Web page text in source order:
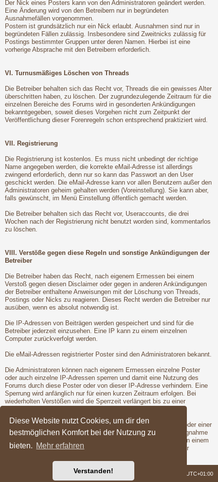
Diese Website nutzt Cookies, um dir den
bestmöglichen Komfort bei der Nutzung zu
bieten. Mehr erfahren
Verstanden!
Der Nick eines Posters kann von den Administratoren geändert werden.
Eine Änderung wird von den Betreibern nur in begründeten
Ausnahmefällen vorgenommen.
Postern ist grundsätzlich nur ein Nick erlaubt. Ausnahmen sind nur in
begründeten Fällen zulässig. Insbesondere sind Zweitnicks zulässig für
Postings bestimmter Gruppen unter deren Namen. Hierbei ist eine
vorherige Absprache mit den Betreibern erforderlich.
VI. Turnusmäßiges Löschen von Threads
Die Betreiber behalten sich das Recht vor, Threads die ein gewisses Alter
überschritten haben, zu löschen. Der zugrundezulegende Zeitraum für die
einzelnen Bereiche des Forums wird in gesonderten Ankündigungen
bekanntgegeben, soweit dieses Vorgehen nicht zum Zeitpunkt der
Veröffentlichung dieser Forenregeln schon entsprechend praktiziert wird.
VII. Registrierung
Die Registrierung ist kostenlos. Es muss nicht unbedingt der richtige
Name angegeben werden, die korrekte eMail-Adresse ist allerdings
zwingend erforderlich, denn nur so kann das Passwort an den User
geschickt werden. Die eMail-Adresse kann vor allen Benutzern außer den
Administratoren geheim gehalten werden (Voreinstellung). Sie kann aber,
falls gewünscht, im Menü Einstellung öffentlich gemacht werden.
Die Betreiber behalten sich das Recht vor, Useraccounts, die drei
Wochen nach der Registrierung nicht benutzt worden sind, kommentarlos
zu löschen.
VIII. Verstöße gegen diese Regeln und sonstige Ankündigungen der
Betreiber
Die Betreiber haben das Recht, nach eigenem Ermessen bei einem
Verstoß gegen diesen Disclaimer oder gegen in anderen Ankündigungen
der Betreiber enthaltene Anweisungen mit der Löschung von Threads,
Postings oder Nicks zu reagieren. Dieses Recht werden die Betreiber nur
ausüben, wenn es absolut notwendig ist.
Die IP-Adressen von Beiträgen werden gespeichert und sind für die
Betreiber jederzeit einzusehen. Eine IP kann zu einem einzelnen
Computer zurückverfolgt werden.
Die eMail-Adressen registrierter Poster sind den Administratoren bekannt.
Die Administratoren können nach eigenem Ermessen einzelne Poster
oder auch einzelne IP-Adressen sperren und damit eine Nutzung des
Forums durch diese Poster oder von dieser IP-Adresse verhindern. Eine
Sperrung wird anfänglich nur für einen kurzen Zeitraum erfolgen. Bei
wiederholten Verstößen wird die Sperrzeit verlängert bis zu einer
Vor der Löschung eines Nicks oder der Sperrung eines Posters oder einer
IP-Adresse wird dem betroffenen Poster Gelegenheit zur Stellungnahme
gegeben. Dies ist jedoch nur dann möglich, wenn der Verstoß von einem
registrierten Poster begangen wird. Erst nach der Gelegenheit zur
UTC+01:00